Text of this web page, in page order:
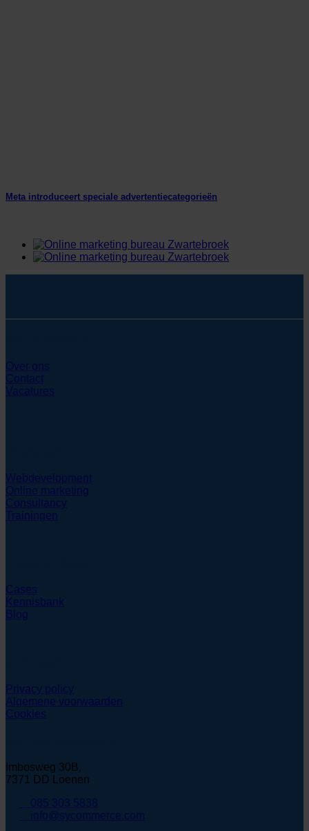
Meta introduceert speciale advertentiecategorieën
Over ons
Contact
Vacatures
Webdevelopment
Online marketing
Consultancy
Trainingen
Cases
Kennisbank
Blog
Privacy policy
Algemene voorwaarden
Cookies
Imbosweg 30B,
7371 DD Loenen
085 303 5838
info@sycommerce.com